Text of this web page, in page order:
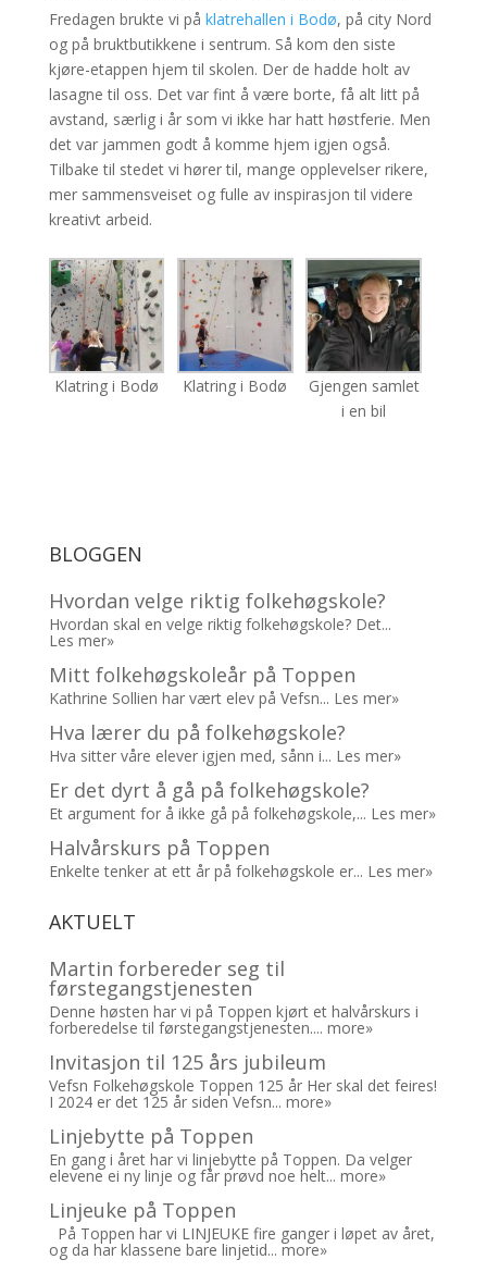
Fredagen brukte vi på klatrehallen i Bodø, på city Nord
og på bruktbutikkene i sentrum. Så kom den siste
kjøre-etappen hjem til skolen. Der de hadde holt av
lasagne til oss. Det var fint å være borte, få alt litt på
avstand, særlig i år som vi ikke har hatt høstferie. Men
det var jammen godt å komme hjem igjen også.
Tilbake til stedet vi hører til, mange opplevelser rikere,
mer sammensveiset og fulle av inspirasjon til videre
kreativt arbeid.
Klatring i Bodø Klatring i Bodø
Gjengen samlet
i en bil
BLOGGEN
Hvordan velge riktig folkehøgskole?
Hvordan skal en velge riktig folkehøgskole? Det...
Les mer»
Mitt folkehøgskoleår på Toppen
Kathrine Sollien har vært elev på Vefsn... Les mer»
Hva lærer du på folkehøgskole?
Hva sitter våre elever igjen med, sånn i... Les mer»
Er det dyrt å gå på folkehøgskole?
Et argument for å ikke gå på folkehøgskole,... Les mer»
Halvårskurs på Toppen
Enkelte tenker at ett år på folkehøgskole er... Les mer»
AKTUELT
Martin forbereder seg til
førstegangstjenesten
Denne høsten har vi på Toppen kjørt et halvårskurs i
forberedelse til førstegangstjenesten.... more»
Invitasjon til 125 års jubileum
Vefsn Folkehøgskole Toppen 125 år Her skal det feires!
I 2024 er det 125 år siden Vefsn... more»
Linjebytte på Toppen
En gang i året har vi linjebytte på Toppen. Da velger
elevene ei ny linje og får prøvd noe helt... more»
Linjeuke på Toppen
På Toppen har vi LINJEUKE fire ganger i løpet av året,
og da har klassene bare linjetid... more»